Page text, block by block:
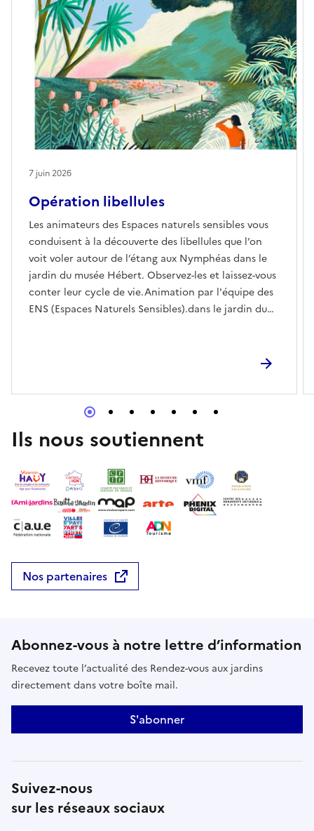
Opération libellules
Les animateurs des Espaces naturels sensibles vous
conduisent à la découverte des libellules que l’on
voit voler autour de l’étang aux Nymphéas dans le
jardin du musée Hébert. Observez-les et laissez-vous
conter leur cycle de vie.Animation par l'équipe des
ENS (Espaces Naturels Sensibles).dans le jardin du
7 juin 2026
Ils nous soutiennent
Nos partenaires
Abonnez-vous à notre lettre d’information
Recevez toute l’actualité des Rendez-vous aux jardins
directement dans votre boîte mail.
S'abonner
Suivez-nous
sur les réseaux sociaux